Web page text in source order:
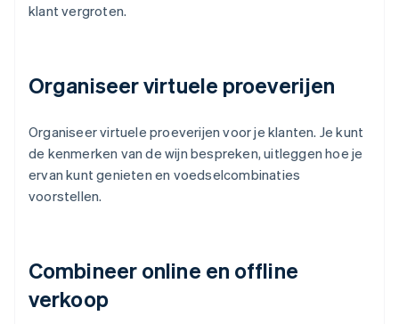
klant vergroten.
Organiseer virtuele proeverijen
Organiseer virtuele proeverijen voor je klanten. Je kunt
de kenmerken van de wijn bespreken, uitleggen hoe je
ervan kunt genieten en voedselcombinaties
voorstellen.
Combineer online en offline
verkoop